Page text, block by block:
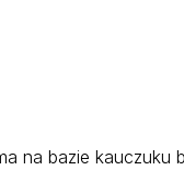
na bazie kauczuku